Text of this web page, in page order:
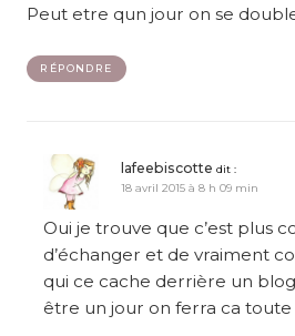
Peut etre qun jour on se
RÉPONDRE
lafeebiscotte dit :
18 avril 2015 à 8 h 09 min
Oui je trouve que c’est plus
d’échanger et de vraiment
qui ce cache derrière un
être un jour on ferra ca toute